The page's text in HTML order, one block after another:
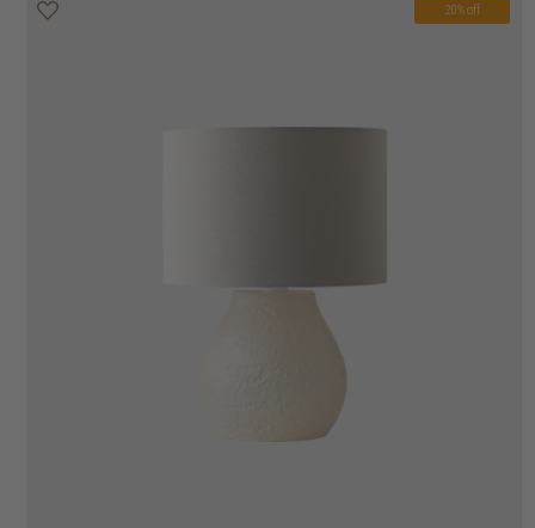
20% off
20% off
20% off
20% off
20% off